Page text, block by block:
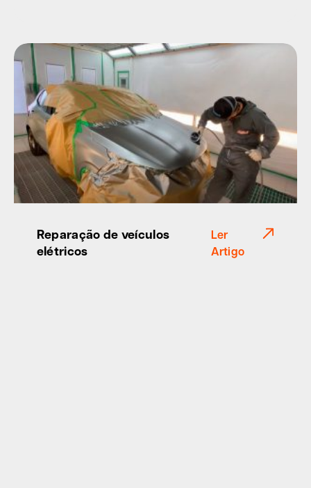
Reparação de veículos
elétricos
Ler
Artigo